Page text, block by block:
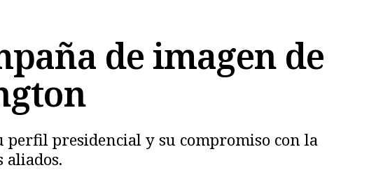
de imagen de
presidencial y su compromiso con la
aliados.